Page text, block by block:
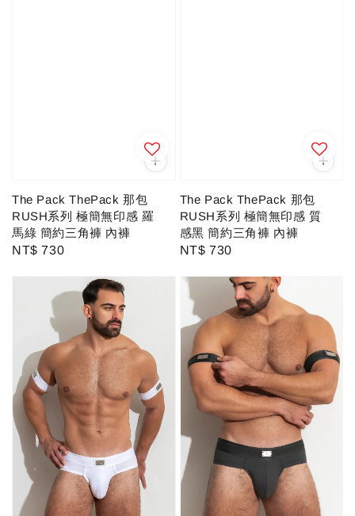
The Pack ThePack 那包
RUSH系列 極簡無印感 羅
馬綠 簡約三角褲 內褲
Regular
NT$ 730
The Pack ThePack 那包
RUSH系列 極簡無印感 質
感黑 簡約三角褲 內褲
Regular
NT$ 730